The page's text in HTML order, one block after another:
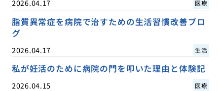
2026.04.17 医療
脂質異常症を病院で治すための生活習慣改善ブロ
グ
2026.04.17 生活
私が妊活のために病院の門を叩いた理由と体験記
2026.04.15 医療